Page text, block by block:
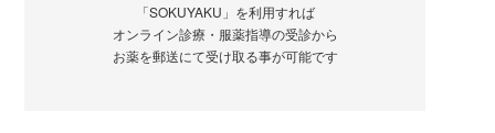
「SOKUYAKU」を利用すれば
オンライン診療・服薬指導の受診から
お薬を郵送にて受け取る事が可能です